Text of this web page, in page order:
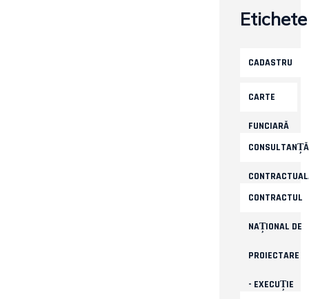
Etichete
CADASTRU
CARTE
FUNCIARĂ
CONSULTANȚĂ
CONTRACTUL
NAȚIONAL DE
PROIECTARE
- EXECUȚIE